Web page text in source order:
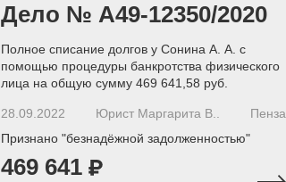
Дело № А49-12350/2020
Полное списание долгов у Сонина А. А. с
помощью процедуры банкротства физического
лица на общую сумму 469 641,58 руб.
28.09.2022 Юрист Маргарита В..
Пенза
Признано "безнадёжной задолженностью"
469 641